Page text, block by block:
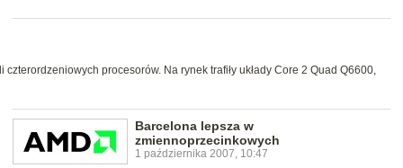
procesorów. Na rynek trafiły układy Core 2 Quad Q6600,
Barcelona lepsza w
zmiennoprzecinkowych
1 października 2007, 10:47